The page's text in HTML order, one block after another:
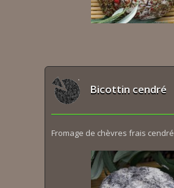
Bicottin cendré
Fromage de chèvres frais